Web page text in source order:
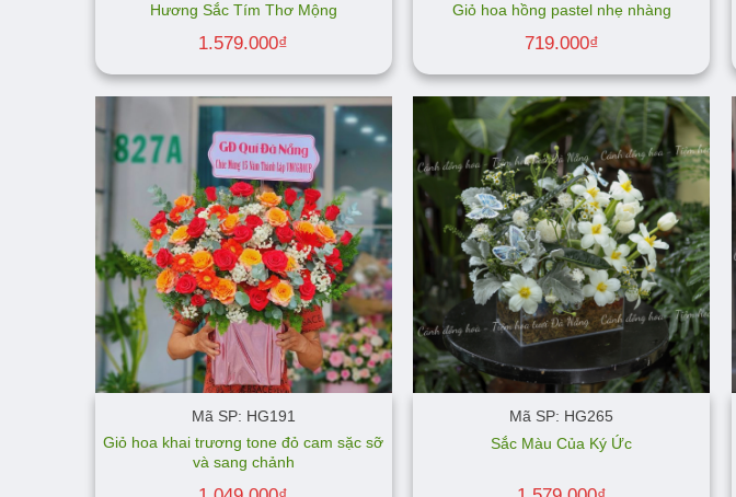
Hương Sắc Tím Thơ Mộng
1.579.000₫
Giỏ hoa hồng pastel nhẹ nhàng
719.000₫
Mã SP: HG191
Giỏ hoa khai trương tone đỏ cam sặc sỡ
và sang chảnh
Mã SP: HG265
Sắc Màu Của Ký Ức